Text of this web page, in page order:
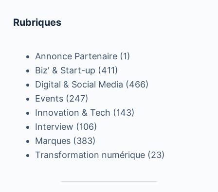
Rubriques
Annonce Partenaire(1)
Biz' & Start-up (411)
Digital & Social Media (466)
Events(247)
Innovation & Tech (143)
Interview (106)
Marques(383)
Transformation numérique(23)